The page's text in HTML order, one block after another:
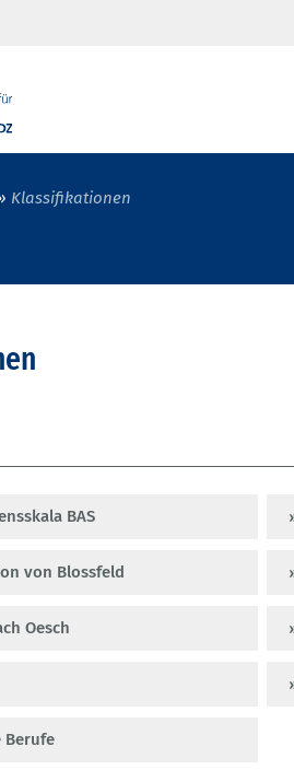
Klassifikationen
BAS
von Blossfeld
Oesch
Berufe